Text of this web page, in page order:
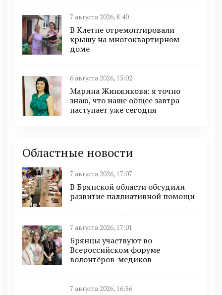
7 августа 2026, 8:40
В Клетне отремонтировали
крышу на многоквартирном
доме
6 августа 2026, 15:02
Марина Жинжикова: я точно
знаю, что наше общее завтра
наступает уже сегодня
Областные новости
7 августа 2026, 17:07
В Брянской области обсудили
развитие паллиативной помощи
7 августа 2026, 17:01
Брянцы участвуют во
Всероссийском форуме
волонтёров-медиков
7 августа 2026, 16:56